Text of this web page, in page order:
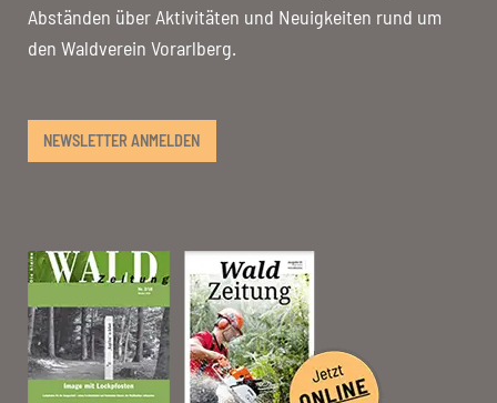
Abständen über Aktivitäten und Neuigkeiten rund um
den Waldverein Vorarlberg.
NEWSLETTER ANMELDEN